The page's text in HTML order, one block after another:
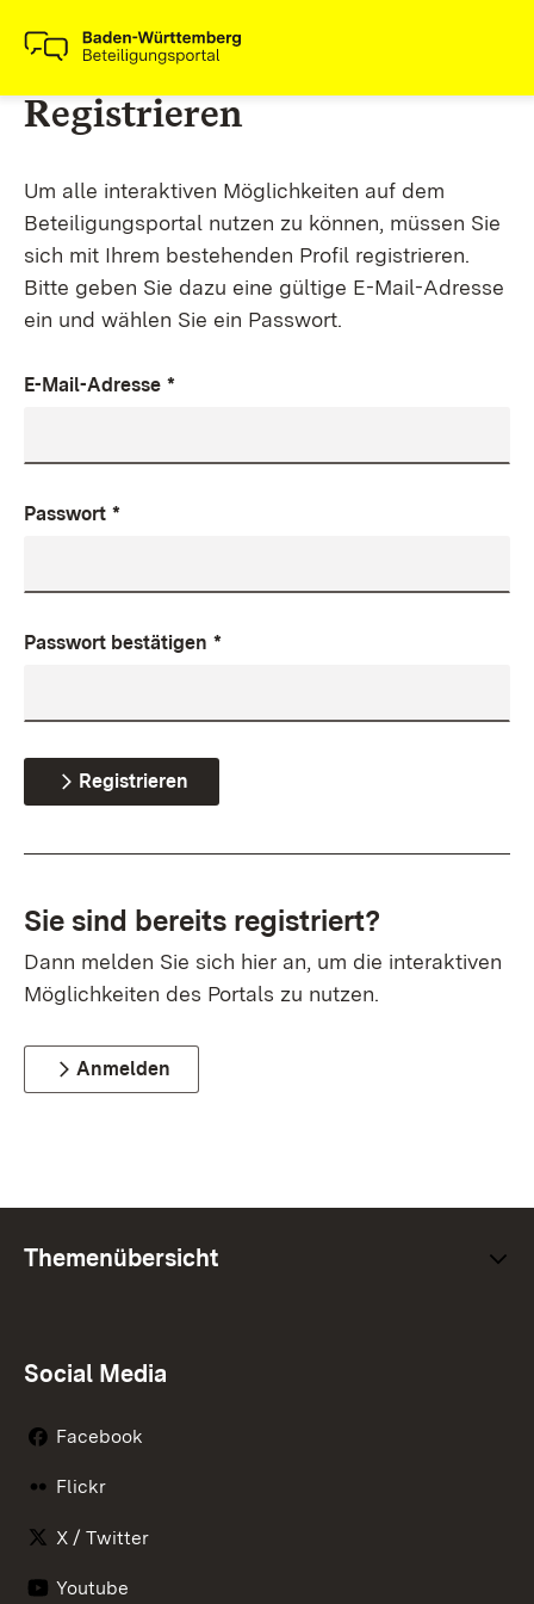
Registrieren
Um alle interaktiven Möglichkeiten auf dem
Beteiligungsportal nutzen zu können, müssen Sie
sich mit Ihrem bestehenden Profil registrieren.
Bitte geben Sie dazu eine gültige E-Mail-Adresse
ein und wählen Sie ein Passwort.
E-Mail-Adresse *
Passwort *
Passwort bestätigen *
Registrieren
Sie sind bereits registriert?
Dann melden Sie sich hier an, um die interaktiven
Möglichkeiten des Portals zu nutzen.
Anmelden
Themenübersicht
Social Media
Facebook
Flickr
X / Twitter
Youtube